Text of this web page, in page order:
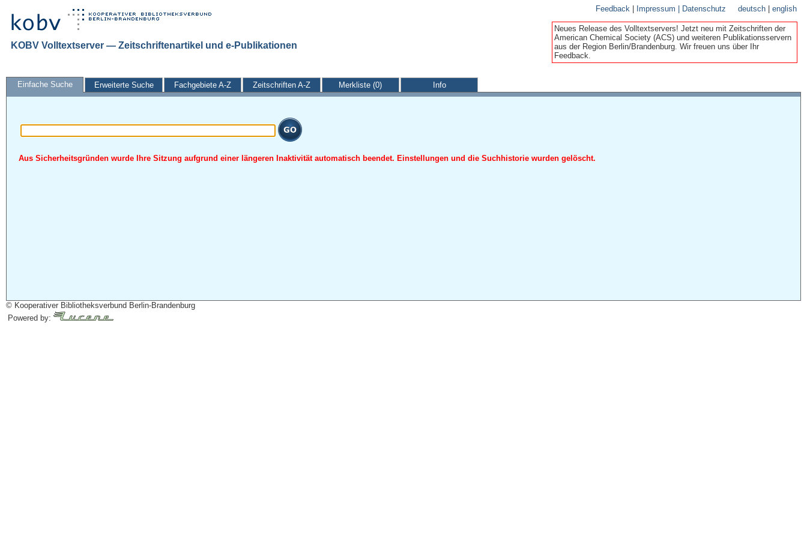
Feedback Impressum | Datenschutz deutsch |english
KOBV Volltextserver — Zeitschriftenartikel und e-Publikationen
Neues Release des Volltextservers! Jetzt neu mit Zeitschriften der
American Chemical Society (ACS) und weiteren Publikationsservern
aus der Region Berlin/Brandenburg. Wir freuen uns über Ihr
Feedback.
Einfache Suche Erweiterte Suche Fachgebiete A-Z Zeitschriften A-Z Merkliste (0) Info
Aus Sicherheitsgründen wurde Ihre Sitzung aufgrund einer längeren Inaktivität automatisch beendet. Einstellungen und die Suchhistorie wurden gelöscht.
© Kooperativer Bibliotheksverbund Berlin-Brandenburg
Powered by: